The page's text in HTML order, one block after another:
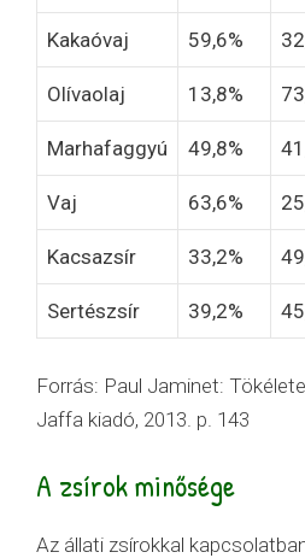
Kakaóvaj 59,6%
Olívaolaj 13,8%
Marhafaggyú 49,8%
Vaj 63,6%
Kacsazsír 33,2%
Sertészsír 39,2%
Forrás: Paul Jaminet:
Jaffa kiadó, 2013. p. 143
A zsírok minősége
Az állati zsírokkal